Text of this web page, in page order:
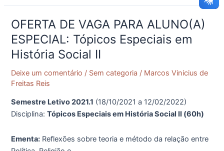
OFERTA DE VAGA PARA ALUNO(A)
ESPECIAL: Tópicos Especiais em
História Social II
Deixe um comentário / Sem categoria / Marcos Vinicius de
Freitas Reis
Semestre Letivo 2021.1 (18/10/2021 a 12/02/2022)
Disciplina:Tópicos Especiais em História Social II (60h)
Ementa: Reflexões sobre teoria e método da relação entre
OFERTA
DE
VAGA
PARA
ALUNO(A)
ESPECIAL:
Especiais
em
Social